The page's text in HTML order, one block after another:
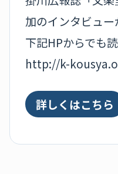
加のインタビュー
下記HPからでも
http://k-
詳しくはこちら